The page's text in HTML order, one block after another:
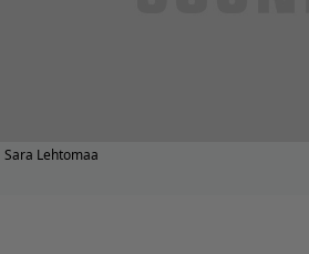
Sara Lehtomaa